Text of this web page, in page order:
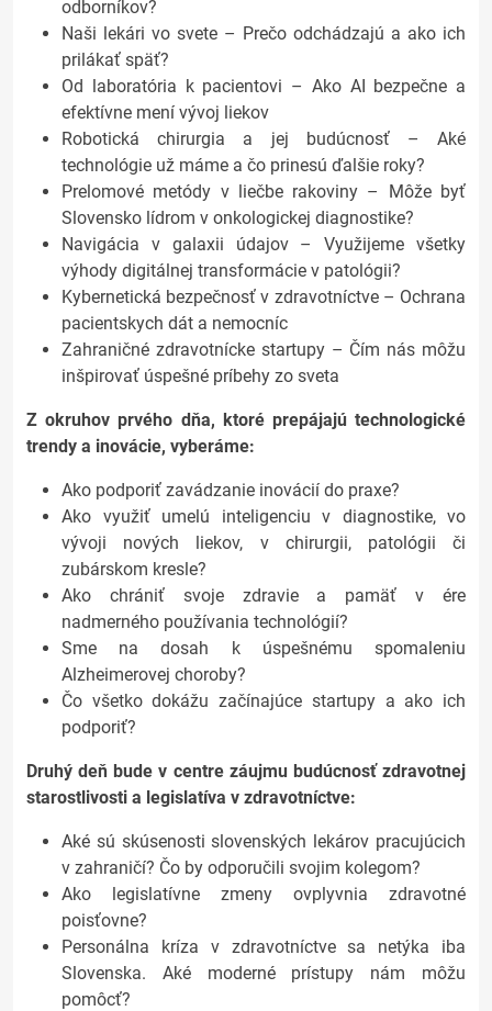
odborníkov?
Naši lekári vo svete – Prečo odchádzajú a ako ich
prilákať späť?
Od laboratória k pacientovi – Ako AI bezpečne a
efektívne mení vývoj liekov
Robotická chirurgia a jej budúcnosť – Aké
technológie už máme a čo prinesú ďalšie roky?
Prelomové metódy v liečbe rakoviny – Môže byť
Slovensko lídrom v onkologickej diagnostike?
Navigácia v galaxii údajov – Využijeme všetky
výhody digitálnej transformácie v patológii?
Kybernetická bezpečnosť v zdravotníctve – Ochrana
pacientskych dát a nemocníc
Zahraničné zdravotnícke startupy – Čím nás môžu
inšpirovať úspešné príbehy zo sveta
Z okruhov prvého dňa, ktoré prepájajú technologické
trendy a inovácie, vyberáme:
Ako podporiť zavádzanie inovácií do praxe?
Ako využiť umelú inteligenciu v diagnostike, vo
vývoji nových liekov, v chirurgii, patológii či
zubárskom kresle?
Ako chrániť svoje zdravie a pamäť v ére
nadmerného používania technológií?
Sme na dosah k úspešnému spomaleniu
Alzheimerovej choroby?
Čo všetko dokážu začínajúce startupy a ako ich
podporiť?
Druhý deň bude v centre záujmu budúcnosť zdravotnej
starostlivosti a legislatíva v zdravotníctve:
Aké sú skúsenosti slovenských lekárov pracujúcich
v zahraničí? Čo by odporučili svojim kolegom?
Ako legislatívne zmeny ovplyvnia zdravotné
poisťovne?
Personálna kríza v zdravotníctve sa netýka iba
Slovenska. Aké moderné prístupy nám môžu
pomôcť?